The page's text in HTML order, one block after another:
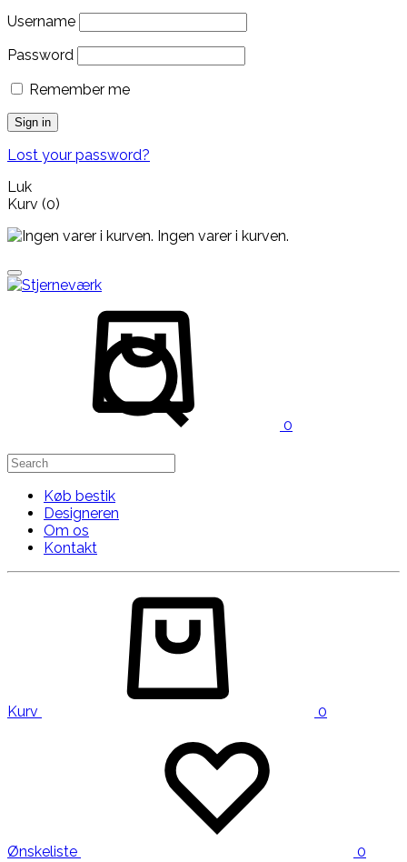
Username
Password
Remember me
Sign in
Lost your password?
Luk
Kurv (0)
Ingen varer i kurven.
0
Køb bestik
Designeren
Om os
Kontakt
Kurv 0
Ønskeliste 0